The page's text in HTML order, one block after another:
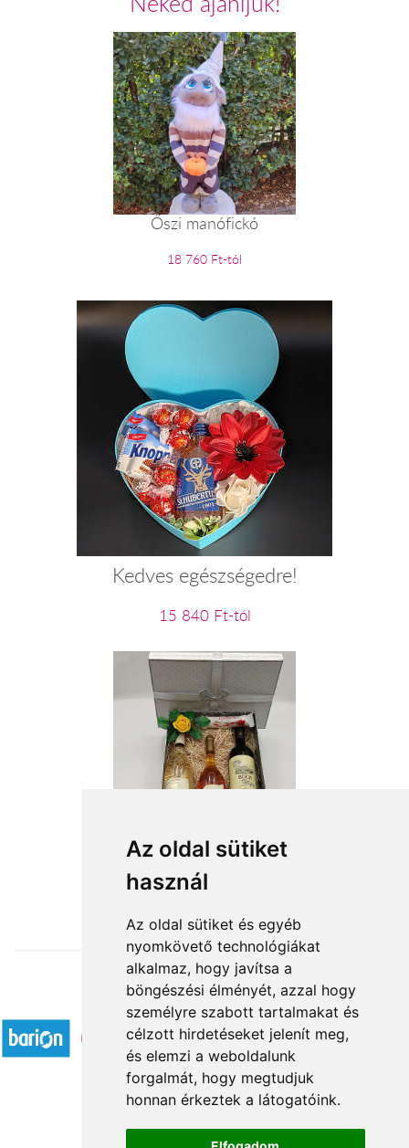
Az oldal sütiket
használ
Az oldal sütiket és egyéb
nyomkövető technológiákat
alkalmaz, hogy javítsa a
böngészési élményét, azzal hogy
személyre szabott tartalmakat és
célzott hirdetéseket jelenít meg,
és elemzi a weboldalunk
forgalmát, hogy megtudjuk
honnan érkeztek a látogatóink.
Őszi manófickó
18 760 Ft-tól
Kedves egészségedre!
15 840 Ft-tól
A dobogó csúcsán
26 320 Ft-tól
Elfogadott fizetési módok
Á.SZ.F.